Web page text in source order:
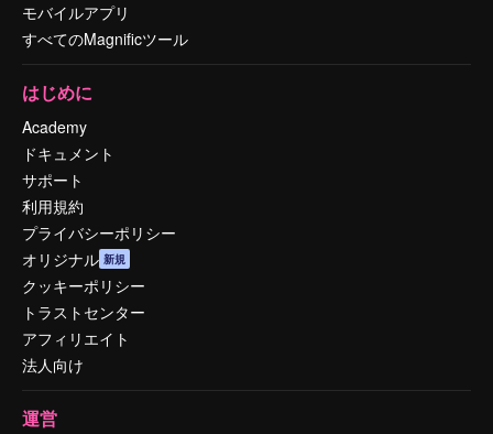
モバイルアプリ
すべてのMagnificツール
はじめに
Academy
ドキュメント
サポート
利用規約
プライバシーポリシー
オリジナル 新規
クッキーポリシー
トラストセンター
アフィリエイト
法人向け
運営